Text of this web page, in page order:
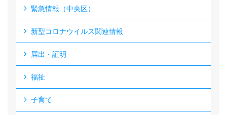
緊急情報（中央区）
新型コロナウイルス関連情報
届出・証明
福祉
子育て